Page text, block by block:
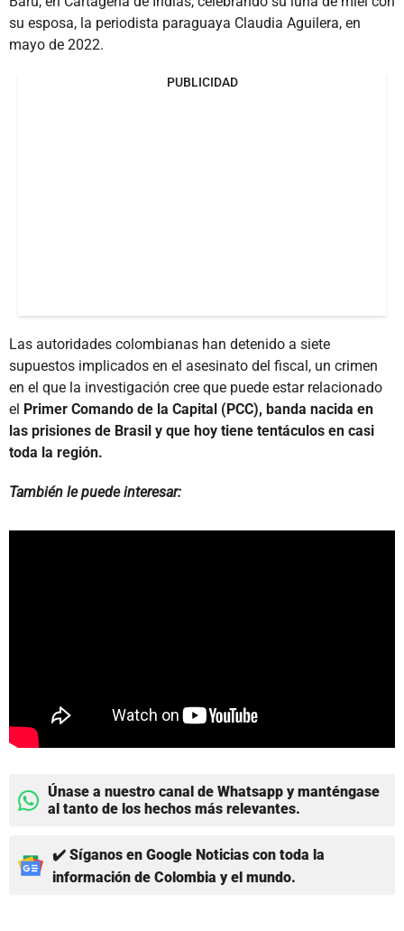
su esposa, la periodista paraguaya Claudia Aguilera, en
mayo de 2022.
PUBLICIDAD
Las autoridades colombianas han detenido a siete
supuestos implicados en el asesinato del fiscal, un crimen
en el que la investigación cree que puede estar relacionado
el Primer Comando de la Capital (PCC), banda nacida en
las prisiones de Brasil y que hoy tiene tentáculos en casi
toda la región.
También le puede interesar:
Únase a nuestro canal de Whatsapp y manténgase
al tanto de los hechos más relevantes.
✔️ Síganos en Google Noticias con toda la
información de Colombia y el mundo.